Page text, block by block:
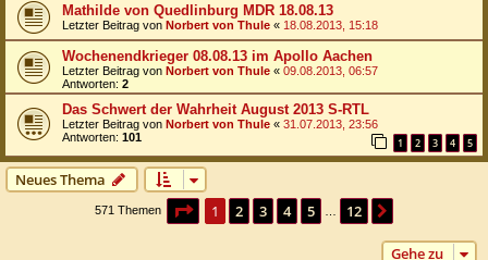
Mathilde von Quedlinburg MDR 18.08.13
Letzter Beitrag von Norbert von Thule « 18.08.2013, 15:18
Wochenendkrieger 08.08.13 im Apollo Aachen
Letzter Beitrag von Norbert von Thule « 09.08.2013, 06:57
Antworten: 2
Das Schwert der Wahrheit August 2013 S-RTL
Letzter Beitrag von Norbert von Thule « 31.07.2013, 23:56
Antworten: 101 1 2 3 4 5
Neues Thema
571 Themen Seite 1von 12
1 2 3 4 5 12
Gehe zu